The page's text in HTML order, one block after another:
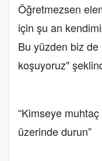
Öğretmezsen
için şu an
Bu yüzden biz
koşuyoruz"
“Kimseye muhtaç
üzerinde durun”